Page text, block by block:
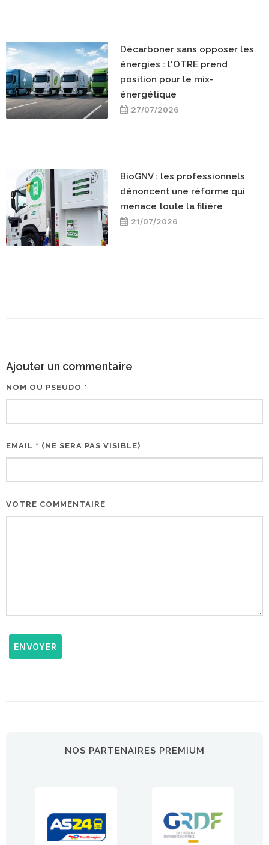
Décarboner sans opposer les
énergies : l'OTRE prend
position pour le mix-
énergétique
27/07/2026
BioGNV : les professionnels
dénoncent une réforme qui
menace toute la filière
21/07/2026
Ajouter un commentaire
NOM OU PSEUDO *
EMAIL * (NE SERA PAS VISIBLE)
VOTRE COMMENTAIRE
ENVOYER
NOS PARTENAIRES PREMIUM